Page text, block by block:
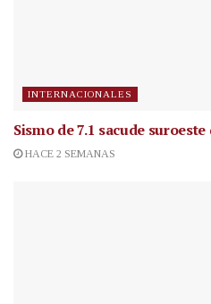
INTERNACIONALES
Sismo de 7.1 sacude suroeste
HACE 2 SEMANAS